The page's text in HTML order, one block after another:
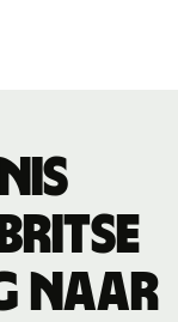
naar